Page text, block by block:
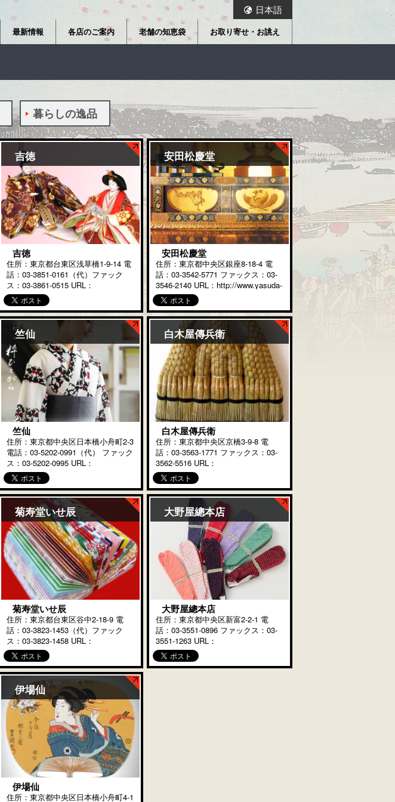
日本語
最新情報 各店のご案内 老舗の知恵袋 お取り寄せ・お誂え
暮らしの逸品
吉徳
吉徳
住所：東京都台東区浅草橋1-9-14 電
話：03-3851-0161（代）ファック
ス：03-3861-0515 URL：
https://www.yoshitoku.co.jp/ 当店
は、正徳元年（1711）創業の人形店
[…]
安田松慶堂
安田松慶堂
住所：東京都中央区銀座8-18-4 電
話：03-3542-5771 ファックス：03-
3546-2140 URL：http://www.yasuda-
shokeido.co.jp/ 当社の創業は寛政
4年（1792）、近 […]
竺仙
竺仙
住所：東京都中央区日本橋小舟町2-3
電話：03-5202-0991（代） ファック
ス：03-5202-0995 URL：
https://www.chikusen.co.jp/ 当店
は天保13年（1842年）創業の染め
[…]
白木屋傳兵衛
白木屋傳兵衛
住所：東京都中央区京橋3-9-8 電
話：03-3563-1771 ファックス：03-
3562-5516 URL：
https://www.edohouki.com/ 当店は
天保元年（1830年）から江戸箒を製
造し、販売を […]
菊寿堂いせ辰
菊寿堂いせ辰
住所：東京都台東区谷中2-18-9 電
話：03-3823-1453（代）ファック
ス：03-3823-1458 URL：
https://www.isetatsu.com/ いせ辰
には、およそ1000種類にもおよぶ千
代紙や […]
大野屋總本店
大野屋總本店
住所：東京都中央区新富2-2-1 電
話：03-3551-0896 ファックス：03-
3551-1263 URL：
https://www.oonoyasohonten.jp/ 安
永年間創業。嘉永2年（1849年）、
伊場仙
伊場仙
住所：東京都中央区日本橋小舟町4-1